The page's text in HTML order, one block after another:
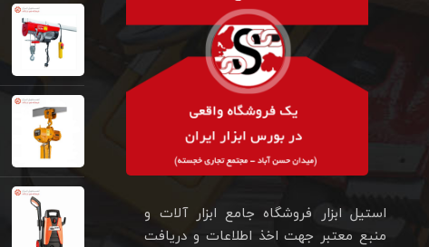
استیل ابزار فروشگاه جامع ابزار آلات و
منبع معتبر جهت اخذ اطلاعات و دریافت